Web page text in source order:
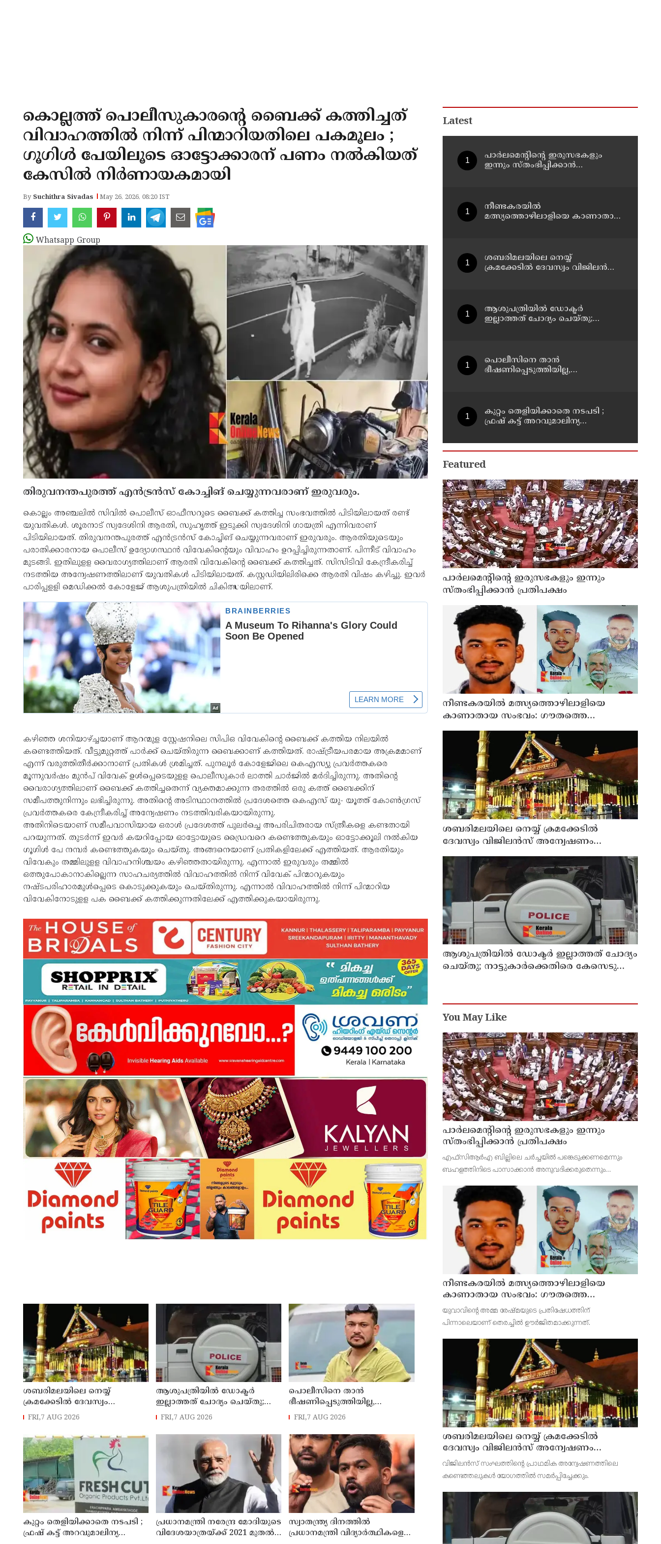
കൊല്ലത്ത് പൊലീസുകാരന്റെ ബൈക്ക് കത്തിച്ചത്
വിവാഹത്തില്‍ നിന്ന് പിന്മാറിയതിലെ പകമൂലം ;
ഗൂഗിള്‍ പേയിലൂടെ ഓട്ടോക്കാരന് പണം നല്‍കിയത്
കേസില്‍ നിര്‍ണായകമായി
By Suchithra Sivadas May 26, 2026, 08:20 IST
Whatsapp Group
തിരുവനന്തപുരത്ത് എന്‍ട്രന്‍സ് കോച്ചിങ് ചെയ്യുന്നവരാണ് ഇരുവരും.
കൊല്ലം അഞ്ചലില്‍ സിവില്‍ പൊലീസ് ഓഫീസറുടെ ബൈക്ക് കത്തിച്ച സംഭവത്തില്‍ പിടിയിലായത് രണ്ട്
യുവതികള്‍. ശൂരനാട് സ്വദേശിനി ആരതി, സുഹൃത്ത് ഇടുക്കി സ്വദേശിനി ഗായത്രി എന്നിവരാണ്
പിടിയിലായത്. തിരുവനന്തപുരത്ത് എന്‍ട്രന്‍സ് കോച്ചിങ് ചെയ്യുന്നവരാണ് ഇരുവരും. ആരതിയുടെയും
പരാതിക്കാരനായ പൊലീസ് ഉദ്യോഗസ്ഥന്‍ വിവേകിന്റെയും വിവാഹം ഉറപ്പിച്ചിരുന്നതാണ്. പിന്നീട് വിവാഹം
മുടങ്ങി. ഇതിലുളള വൈരാഗ്യത്തിലാണ് ആരതി വിവേകിന്റെ ബൈക്ക് കത്തിച്ചത്. സിസിടിവി കേന്ദ്രീകരിച്ച്
നടത്തിയ അന്വേഷണത്തിലാണ് യുവതികള്‍ പിടിയിലായത്. കസ്റ്റഡിയിലിരിക്കെ ആരതി വിഷം കഴിച്ചു. ഇവര്‍
പാരിപ്പളളി മെഡിക്കല്‍ കോളേജ് ആശുപത്രിയില്‍ ചികിത്സയിലാണ്.
കഴിഞ്ഞ ശനിയാഴ്ച്ചയാണ് ആറന്മുള സ്റ്റേഷനിലെ സിപിഒ വിവേകിന്റെ ബൈക്ക് കത്തിയ നിലയില്‍
കണ്ടെത്തിയത്. വീട്ടുമുറ്റത്ത് പാര്‍ക്ക് ചെയ്തിരുന്ന ബൈക്കാണ് കത്തിയത്. രാഷ്ട്രീയപരമായ അക്രമമാണ്
എന്ന് വരുത്തിതീര്‍ക്കാനാണ് പ്രതികള്‍ ശ്രമിച്ചത്. പുനലൂര്‍ കോളേജിലെ കെഎസ്യു പ്രവര്‍ത്തകരെ
മൂന്നുവര്‍ഷം മുന്‍പ് വിവേക് ഉള്‍പ്പെടെയുളള പൊലീസുകാര്‍ ലാത്തി ചാര്‍ജില്‍ മര്‍ദിച്ചിരുന്നു. അതിന്റെ
വൈരാഗ്യത്തിലാണ് ബൈക്ക് കത്തിച്ചതെന്ന് വ്യക്തമാക്കുന്ന തരത്തില്‍ ഒരു കത്ത് ബൈക്കിന്
സമീപത്തുനിന്നും ലഭിച്ചിരുന്നു. അതിന്റെ അടിസ്ഥാനത്തില്‍ പ്രദേശത്തെ കെഎസ് യു- യൂത്ത് കോണ്‍ഗ്രസ്
പ്രവര്‍ത്തകരെ കേന്ദ്രീകരിച്ച് അന്വേഷണം നടത്തിവരികയായിരുന്നു.
അതിനിടെയാണ് സമീപവാസിയായ ഒരാള്‍ പ്രദേശത്ത് പുലര്‍ച്ചെ അപരിചിതരായ സ്ത്രീകളെ കണ്ടതായി
പറയുന്നത്. തുടര്‍ന്ന് ഇവര്‍ കയറിപ്പോയ ഓട്ടോയുടെ ഡ്രൈവറെ കണ്ടെത്തുകയും ഓട്ടോക്കൂലി നല്‍കിയ
ഗൂഗിള്‍ പേ നമ്പര്‍ കണ്ടെത്തുകയും ചെയ്തു. അങ്ങനെയാണ് പ്രതികളിലേക്ക് എത്തിയത്. ആരതിയും
വിവേകും തമ്മിലുളള വിവാഹനിശ്ചയം കഴിഞ്ഞതായിരുന്നു. എന്നാല്‍ ഇരുവരും തമ്മില്‍
ഒത്തുപോകാനാകില്ലെന്ന സാഹചര്യത്തില്‍ വിവാഹത്തില്‍ നിന്ന് വിവേക് പിന്മാറുകയും
നഷ്ടപരിഹാരമുള്‍പ്പെടെ കൊടുക്കുകയും ചെയ്തിരുന്നു. എന്നാല്‍ വിവാഹത്തില്‍ നിന്ന് പിന്മാറിയ
വിവേകിനോടുളള പക ബൈക്ക് കത്തിക്കുന്നതിലേക്ക് എത്തിക്കുകയായിരുന്നു.
ശബരിമലയിലെ നെയ്യ്
ക്രമക്കേടില്‍ ദേവസ്വം
വിജിലന്‍സ് അന്വേഷണം
ദേവസ്വം ബോര്‍ഡ് യോഗം ഇന്ന്
FRI,7 AUG 2026
ആശുപത്രിയില്‍ ഡോക്ടര്‍
ഇല്ലാത്തത് ചോദ്യം ചെയ്തു;
നാട്ടുകാര്‍ക്കെതിരെ
FRI,7 AUG 2026
പൊലീസിനെ താന്‍
ഭീഷണിപ്പെടുത്തിയില്ല,
പൊലീസിനെ
സര്‍വീസില്‍ തുടരാന്‍
അനുവദിക്കില്ലെന്നാണ്
പറഞ്ഞത് ;
വിശദീകരണവുമായി അര്‍ജുന്‍
ആയങ്കി
FRI,7 AUG 2026
കുറ്റം തെളിയിക്കാതെ നടപടി ;
ഫ്രഷ് കട്ട് അറവുമാലിന്യ
പ്രധാനമന്ത്രി നരേന്ദ്ര മോദിയുടെ
വിദേശയാത്രയ്ക്ക് 2021 മുതല്‍
സ്വാതന്ത്ര്യ ദിനത്തില്‍
പ്രധാനമന്ത്രി വിദ്യാര്‍ത്ഥികളെ
Latest
പാര്‍ലമെന്റിന്റെ ഇരുസഭകളും
ഇന്നും സ്തംഭിപ്പിക്കാന്‍
നീണ്ടകരയില്‍
മത്സ്യത്തൊഴിലാളിയെ കാണാതായ
ശബരിമലയിലെ നെയ്യ്
ക്രമക്കേടില്‍ ദേവസ്വം വിജിലന്‍സ്
ആശുപത്രിയില്‍ ഡോക്ടര്‍
ഇല്ലാത്തത് ചോദ്യം ചെയ്തു;
പൊലീസിനെ താന്‍
ഭീഷണിപ്പെടുത്തിയില്ല,
അനുവദിക്കില്ലെന്നാണ് പറഞ്ഞത് ;
വിശദീകരണവുമായി അര്‍ജുന്‍
കുറ്റം തെളിയിക്കാതെ നടപടി ;
ഫ്രഷ് കട്ട് അറവുമാലിന്യ
സ്റ്റോപ്പ് മെമ്മോയില്‍ ഗുരുതര
വീഴ്ചയെന്ന് ഹൈക്കോടതി
Featured
പാര്‍ലമെന്റിന്റെ ഇരുസഭകളും ഇന്നും
സ്തംഭിപ്പിക്കാന്‍ പ്രതിപക്ഷം
നീണ്ടകരയില്‍ മത്സ്യത്തൊഴിലാളിയെ
കാണാതായ സംഭവം: ഗൗതത്തെ
കാണാതായിട്ട് എട്ടാം ദിവസം
ശബരിമലയിലെ നെയ്യ് ക്രമക്കേടില്‍
ദേവസ്വം വിജിലന്‍സ് അന്വേഷണം
നടക്കവേ തിരുവിതാംകൂര്‍ ദേവസ്വം
ബോര്‍ഡ് യോഗം ഇന്ന്
ആശുപത്രിയില്‍ ഡോക്ടര്‍ ഇല്ലാത്തത് ചോദ്യം
ചെയ്തു; നാട്ടുകാര്‍ക്കെതിരെ കേസെടുത്ത്
You May Like
പാര്‍ലമെന്റിന്റെ ഇരുസഭകളും ഇന്നും
സ്തംഭിപ്പിക്കാന്‍ പ്രതിപക്ഷം
എഫ്‌സിആര്‍എ ബില്ലിലെ ചര്‍ച്ചയില്‍ പങ്കെടുക്കണമെന്നും
ബഹളത്തിനിടെ പാസാക്കാന്‍ അനുവദിക്കരുതെന്നും
നീണ്ടകരയില്‍ മത്സ്യത്തൊഴിലാളിയെ
കാണാതായ സംഭവം: ഗൗതത്തെ
കാണാതായിട്ട് എട്ടാം ദിവസം
യുവാവിന്റെ അമ്മ രേഷ്മയുടെ പ്രതിഷേധത്തിന്
പിന്നാലെയാണ് തെരച്ചില്‍ ഊര്‍ജിതമാക്കുന്നത്.
ശബരിമലയിലെ നെയ്യ് ക്രമക്കേടില്‍
ദേവസ്വം വിജിലന്‍സ് അന്വേഷണം
നടക്കവേ തിരുവിതാംകൂര്‍ ദേവസ്വം
ബോര്‍ഡ് യോഗം ഇന്ന്
വിജിലന്‍സ് സംഘത്തിന്റെ പ്രാഥമിക അന്വേഷണത്തിലെ
കണ്ടെത്തലുകള്‍ യോഗത്തില്‍ സമര്‍പ്പിച്ചേക്കും.